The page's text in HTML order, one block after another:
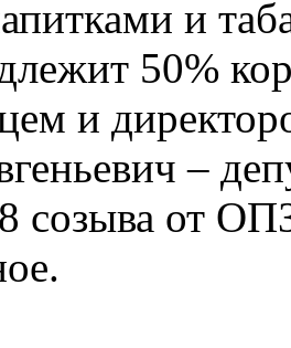
и
50%
и
–
созыва от